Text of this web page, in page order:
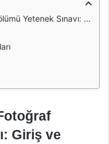
Sınavı: Giriş ve Önemi
Giriş ve